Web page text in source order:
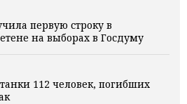
первую строку в
на выборах в Госдуму
112 человек, погибших